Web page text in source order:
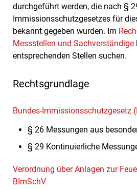
durchgeführt werden, die nach §
Immissionsschutzgesetzes für
bekannt gegeben wurden. Im
Messstellen und Sachverständige
entsprechenden Stellen suchen.
Rechtsgrundlage
Bundes-Immissionsschutzgesetz
§ 26 Messungen aus
§ 29 Kontinuierliche
Verordnung über Anlagen zur
BImSchV